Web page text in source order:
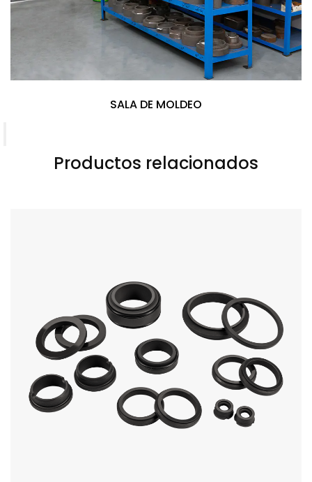
SALA DE MOLDEO
Productos relacionados